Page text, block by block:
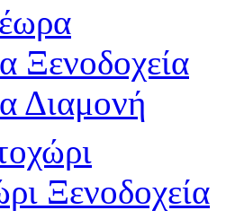
Ξενοδοχεία
Διαμονή
Ξενοδοχεία